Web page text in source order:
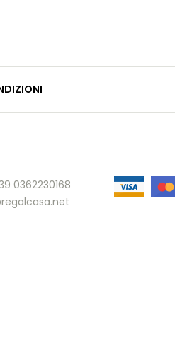
0362230168